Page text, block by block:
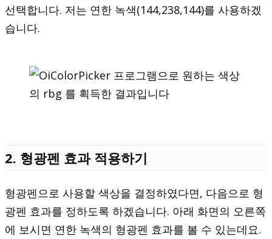
선택합니다. 저는 연한 녹색(144,238,144)를 사용하겠
습니다.
2. 형광펜 효과 적용하기
형광펜으로 사용할 색상을 결정하였다면, 다음으로 형
광펜 효과를 정하도록 하겠습니다. 아래 화면의 오른쪽
에 보시면 연한 녹색의 형광펜 효과를 볼 수 있는데요.